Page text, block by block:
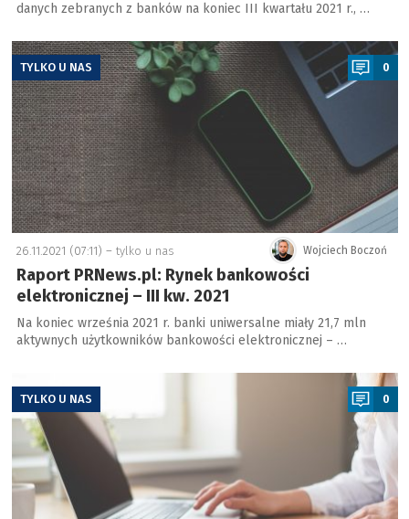
danych zebranych z banków na koniec III kwartału 2021 r., …
a
TYLKO U NAS 0
Wojciech Boczoń
26.11.2021 (07:11) – tylko u nas
Raport PRNews.pl: Rynek bankowości
elektronicznej – III kw. 2021
Na koniec września 2021 r. banki uniwersalne miały 21,7 mln
aktywnych użytkowników bankowości elektronicznej – …
TYLKO U NAS 0